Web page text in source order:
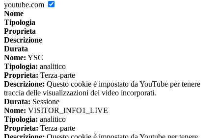
youtube.com
Nome
Tipologia
Proprieta
Descrizione
Durata
Nome: YSC
Tipologia: analitico
Proprieta: Terza-parte
Descrizione: Questo cookie è impostato da YouTube per tenere
traccia delle visualizzazioni dei video incorporati.
Durata: Sessione
Nome: VISITOR_INFO1_LIVE
Tipologia: analitico
Proprieta: Terza-parte